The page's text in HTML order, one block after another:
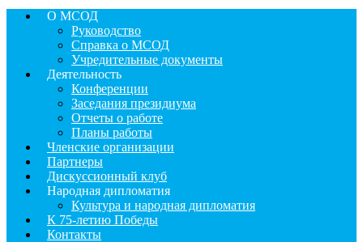
О МСОД
Руководство
Справка о МСОД
Учредительные документы
Деятельность
Конференции
Заседания президиума
Отчеты о работе
Планы работы
Членские организации
Партнеры
Дискуссионный клуб
Народная дипломатия
Культура и народная дипломатия
К 75-летию Победы
Контакты